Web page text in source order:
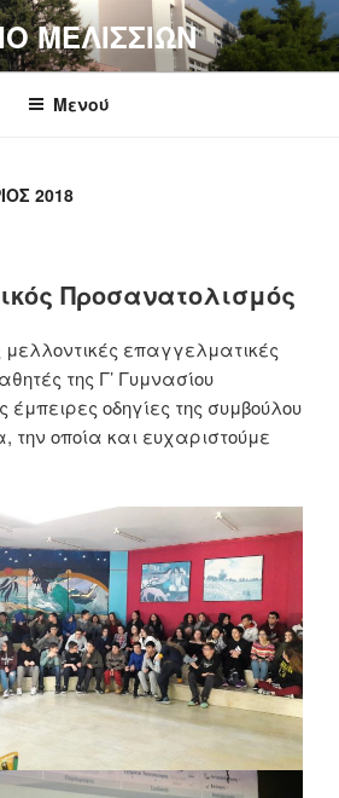
ΜΕΛΙΣΣΙΩΝ
Μενού
2018
Προσανατολισμός
μελλοντικές επαγγελματικές
της Γ’ Γυμνασίου
έμπειρες οδηγίες της συμβούλου
την οποία και ευχαριστούμε